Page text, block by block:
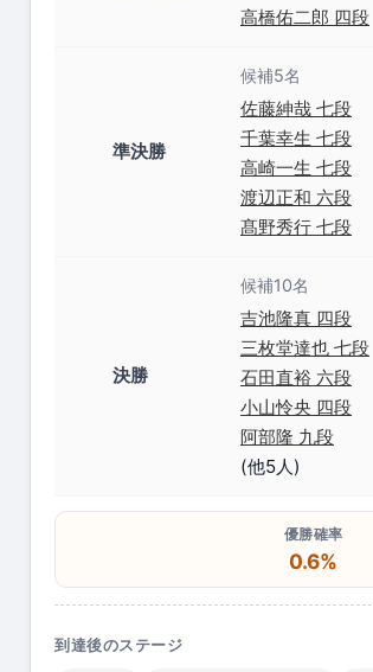
高橋佑二郎 四段
準決勝
候補5名
佐藤紳哉 七段
千葉幸生 七段
高崎一生 七段
渡辺正和 六段
髙野秀行 七段
決勝
候補10名
吉池隆真 四段
三枚堂達也 七段
石田直裕 六段
小山怜央 四段
阿部隆 九段
(他5人)
優勝確率
0.6%
到達後のステージ